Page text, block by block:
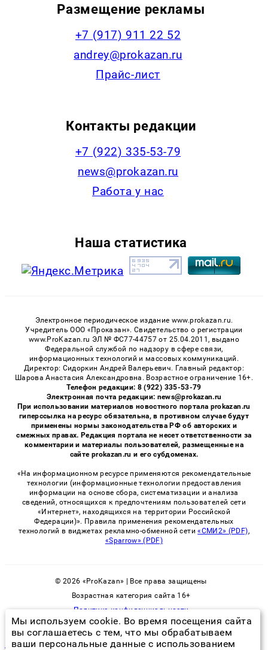
Размещение рекламы
+7 (917) 911 22 52
andrey@prokazan.ru
Прайс-лист
Контакты редакции
+7 (922) 335-53-79
news@prokazan.ru
Работа у нас
Наша статистика
Электронное периодическое издание www.prokazan.ru.
Учредитель ООО «Проказан». Cвидетельство о регистрации
www.ProKazan.ru ЭЛ № ФС77-44757 от 25.04.2011, выдано
Федеральной службой по надзору в сфере связи,
информационных технологий и массовых коммуникаций.
Директор: Сидоркин Андрей Валерьевич. Главный редактор:
Шарова Анастасия Александровна. Возрастное ограничение 16+.
Телефон редакции: 8 (922) 335-53-79
Электронная почта редакции: news@prokazan.ru
При использовании материалов новостного портала prokazan.ru
гиперссылка на ресурс обязательна, в противном случае будут
применены нормы законодательства РФ об авторских и
смежных правах. Редакция портала не несет ответственности за
комментарии и материалы пользователей, размещенные на
сайте prokazan.ru и его субдоменах.
«На информационном ресурсе применяются рекомендательные
технологии (информационные технологии предоставления
информации на основе сбора, систематизации и анализа
сведений, относящихся к предпочтениям пользователей сети
«Интернет», находящихся на территории Российской
Федерации)». Правила применения рекомендательных
технологий в виджетах рекламно-обменной сети«СМИ2» (PDF),
«Sparrow» (PDF)
© 2026 «ProKazan» | Все права защищены
Возрастная категория сайта 16+
Политика конфиденциальности
морим тараканов
Мы используем cookie. Во время посещения сайта
вы соглашаетесь с тем, что мы обрабатываем
ваши персональные данные с использованием